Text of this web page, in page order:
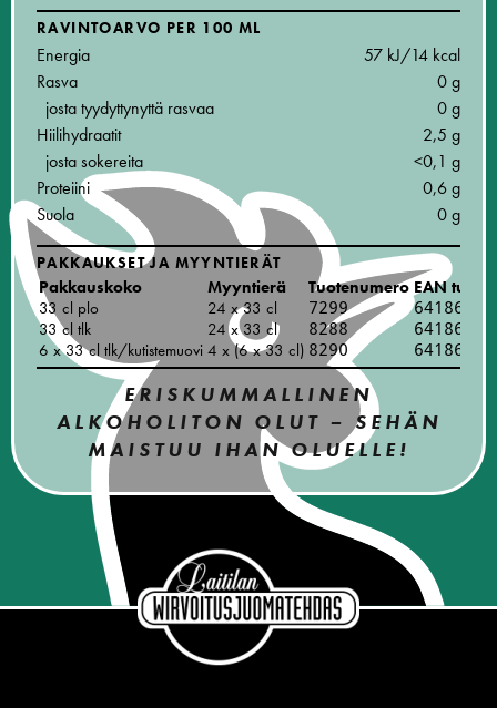
RAVINTOARVO PER 100 ML
Energia
57 kJ/14 kcal
Rasva
0 g
josta tyydyttynyttä rasvaa
0 g
Hiilihydraatit
2,5 g
josta sokereita
<0,1 g
Proteiini
0,6 g
Suola
0 g
PAKKAUKSET JA MYYNTIERÄT
Pakkauskoko Myyntierä Tuotenumero EAN tuote
33 cl plo
24 x 33 cl 7299
33 cl tlk 24 x 33 cl 8288
6 x 33 cl tlk/kutistemuovi 4 x (6 x 33 cl) 8290
ERISKUMMALLINEN
ALKOHOLITON OLUT – SEHÄN
MAISTUU IHAN OLUELLE!